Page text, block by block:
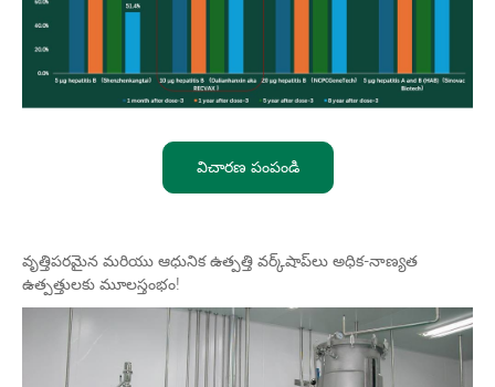
విచారణ పంపండి
వృత్తిపరమైన మరియు ఆధునిక ఉత్పత్తి వర్క్‌షాప్‌లు అధిక-నాణ్యత
ఉత్పత్తులకు మూలస్తంభం!